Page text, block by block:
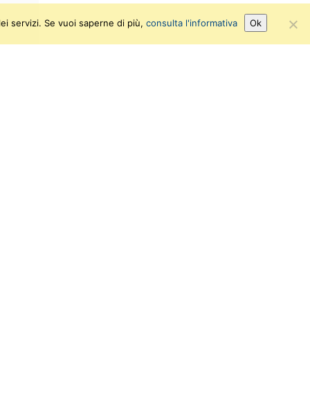
servizi. Se vuoi saperne di più, consulta l'informativa Ok